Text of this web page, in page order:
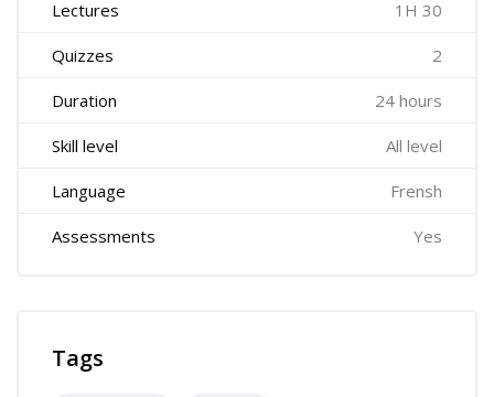
Lectures 1H 30
Quizzes 2
Duration 24 hours
Skill level All level
Language Frensh
Assessments Yes
Tags